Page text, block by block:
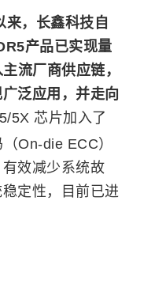
，长鑫科技自
产品已实现量
流厂商供应链，
泛应用，并走向
5X 芯片加入了
On-die ECC）
效减少系统故
定性，目前已进